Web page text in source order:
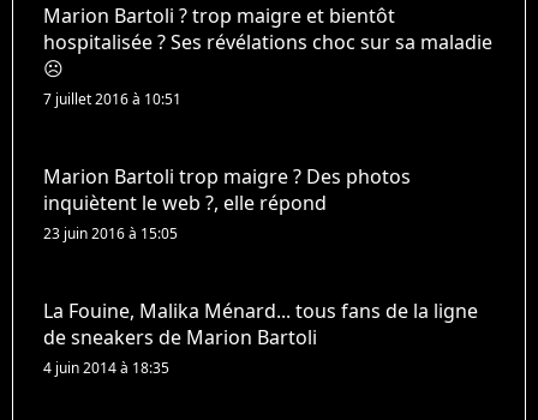
Marion Bartoli ? trop maigre et bientôt
hospitalisée ? Ses révélations choc sur sa maladie
☹
7 juillet 2016 à 10:51
Marion Bartoli trop maigre ? Des photos
inquiètent le web ?, elle répond
23 juin 2016 à 15:05
La Fouine, Malika Ménard... tous fans de la ligne
de sneakers de Marion Bartoli
4 juin 2014 à 18:35